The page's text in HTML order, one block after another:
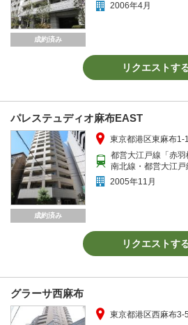
成約済み
2006年4月
リクエストす
パレステュディオ麻布EAST
成約済み
東京都港区東麻布1-
都営大江戸線「赤
南北線・都営大江
2005年11月
リクエストす
グラーサ西麻布
東京都港区西麻布3-